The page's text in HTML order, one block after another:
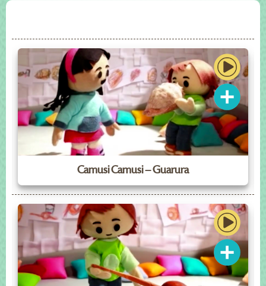
Camusi Camusi – Guarura